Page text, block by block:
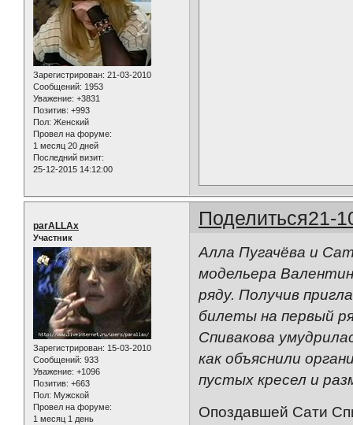
Зарегистрирован: 21-03-2010
Сообщений: 1953
Уважение: +3831
Позитив: +993
Пол: Женский
Провел на форуме:
1 месяц 20 дней
Последний визит:
25-12-2015 14:12:00
Поделиться21-
parALLAx
Участник
Зарегистрирован: 15-03-2010
Сообщений: 933
Уважение: +1096
Позитив: +663
Пол: Мужской
Провел на форуме:
1 месяц 1 день
Алла Пугачёва и
модельера
ряду. Получив
билеты на первый
Спивакова
как объяснили
пустых кресел и
Опоздавшей Сати